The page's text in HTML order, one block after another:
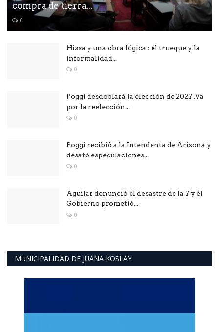
compra de tierra...
0
Hissa y una obra lógica : él trueque y la
informalidad...
0
Poggi desdoblará la elección de 2027 .Va
por la reelección...
0
Poggi recibió a la Intendenta de Arizona y
desató especulaciones...
0
Aguilar denunció él desastre de la 7 y él
Gobierno prometió...
0
MUNICIPALIDAD DE JUANA KOSLAY